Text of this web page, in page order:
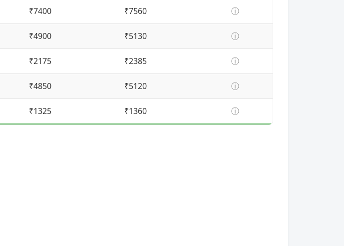
₹7400 ₹7560 ⓘ
₹4900 ₹5130 ⓘ
₹2175 ₹2385 ⓘ
₹4850 ₹5120 ⓘ
₹1325 ₹1360 ⓘ